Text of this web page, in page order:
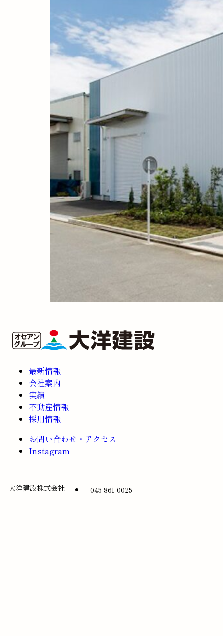
最新情報
会社案内
実績
不動産情報
採用情報
お問い合わせ・アクセス
Instagram
大洋建設株式会社 045-861-0025